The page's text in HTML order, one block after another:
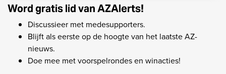
Word gratis lid van AZAlerts!
Discussieer met medesupporters.
Blijft als eerste op de hoogte van het laatste AZ-
nieuws.
Doe mee met voorspelrondes en winacties!